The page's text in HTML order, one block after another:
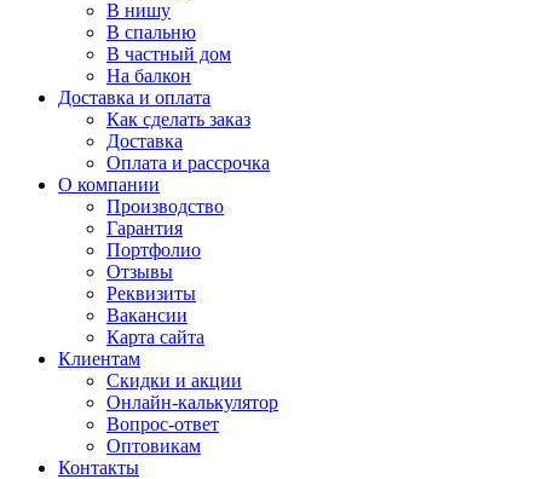
В нишу
В спальню
В частный дом
На балкон
Доставка и оплата
Как сделать заказ
Доставка
Оплата и рассрочка
О компании
Производство
Гарантия
Портфолио
Отзывы
Реквизиты
Вакансии
Карта сайта
Клиентам
Скидки и акции
Онлайн-калькулятор
Вопрос-ответ
Оптовикам
Контакты